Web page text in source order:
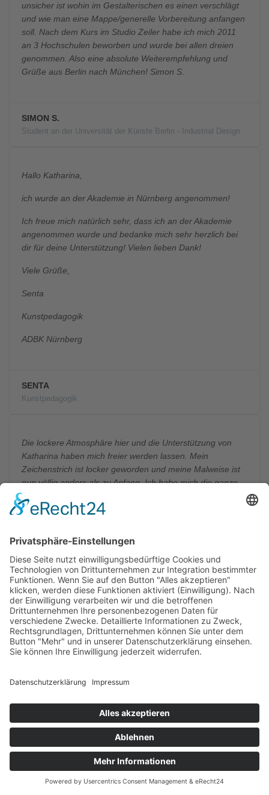
unsicher ist wohin im Gestalterischen es einen verschlägt
und wie man eine Mappe/generelle Vorbereitung anfangen
soll. Nach dem Kurs im Studio Zeiler habe ich mich 2011
an 3 Hochschulen beworben und wurde bei allen dreien
genommen. Also eine absolute Weiterempfehlung und
Grüße aus Berlin nach München! Simon S.
SIMON S.
Student an der Universität der Künste Berlin - Industrial Design
Hallo Katharina,
ich wurde an der Akademie in Nürnberg angenommen!
Ich freue mich natürlich sehr, dass ich an der Akademie
angenommen wurde und bedanke mich sehr herzlich bei
dir für deine Unterstützung! Vielen lieben Dank!
Viele Grüße,
Senta
Kunstpedagogik
ADBK Nürnberg
SENTA
Kunstpedagogik
Die lockere Atmosphäre hier und die Unterstützung von
Katharina haben mich freier werden lassen. Mein
Zeichenstrich ist locker geworden und meine Malweise ist
nun völlig anders als zu Anfang. Ich habe mich die ganze
Zeit hier sehr wohl gefühlt. Die Mappe für Modedesign, die
ich hier fertiggestellt habe, wurde angenommen und die
Katharina, ich wollte mich nochmal bei Dir bedanken! Ich
wurde an der Nürnberger und Weimarer Kunstakademie
genommen! Ich freu mich so und werde jetzt nach Weimar
ziehen. Andrea N.
ANDREA N.
Modedesign
Hab gerade die Rückmeldung bekommen von der
Hochschule und wurde 🤩zugelassen.
Und am 5.08. wurde ich bei der TUM eingeladen zur
Prüfung 👌